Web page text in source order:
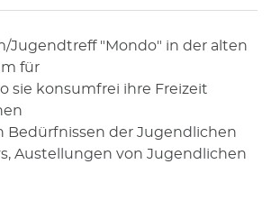
Jugendtreff "Mondo" in der alten
für
sie konsumfrei ihre Freizeit
Bedürfnissen der Jugendlichen
Austellungen von Jugendlichen